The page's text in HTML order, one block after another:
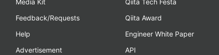
Media Kit
Feedback/Requests
Help
Advertisement
Qiita Tech Festa
Qiita Award
Engineer White Paper
API